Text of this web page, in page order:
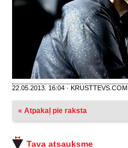
22.05.2013. 16:04 · KRUSTTEVS.COM
« Atpakaļ pie raksta
Tava atsauksme